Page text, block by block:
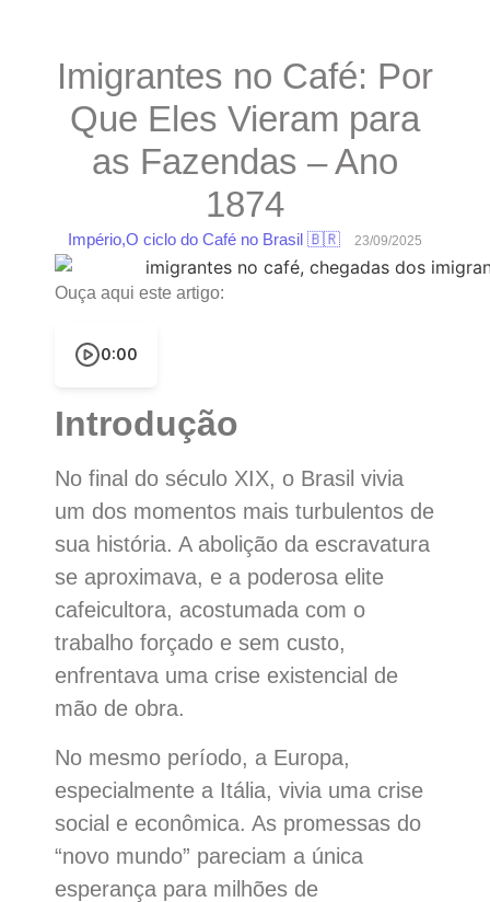
Imigrantes no Café: Por
Que Eles Vieram para
as Fazendas – Ano
1874
Império,O ciclo do Café no Brasil 🇧🇷 23/09/2025
Ouça aqui este artigo:
0:00
Introdução
No final do século XIX, o Brasil vivia
um dos momentos mais turbulentos de
sua história. A abolição da escravatura
se aproximava, e a poderosa elite
cafeicultora, acostumada com o
trabalho forçado e sem custo,
enfrentava uma crise existencial de
mão de obra.
No mesmo período, a Europa,
especialmente a Itália, vivia uma crise
social e econômica. As promessas do
“novo mundo” pareciam a única
esperança para milhões de